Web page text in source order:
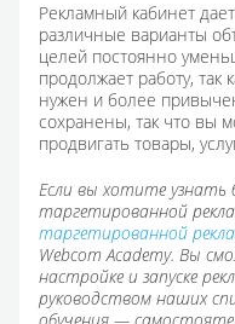
Рекламный кабинет
различные варианты
целей постоянно
продолжает работу, так
нужен и более
сохранены, так что вы
продвигать товары,
Если вы хотите узнать
таргетированной
таргетированной
Webcom Academy. Вы
настройке и запуске
руководством наших